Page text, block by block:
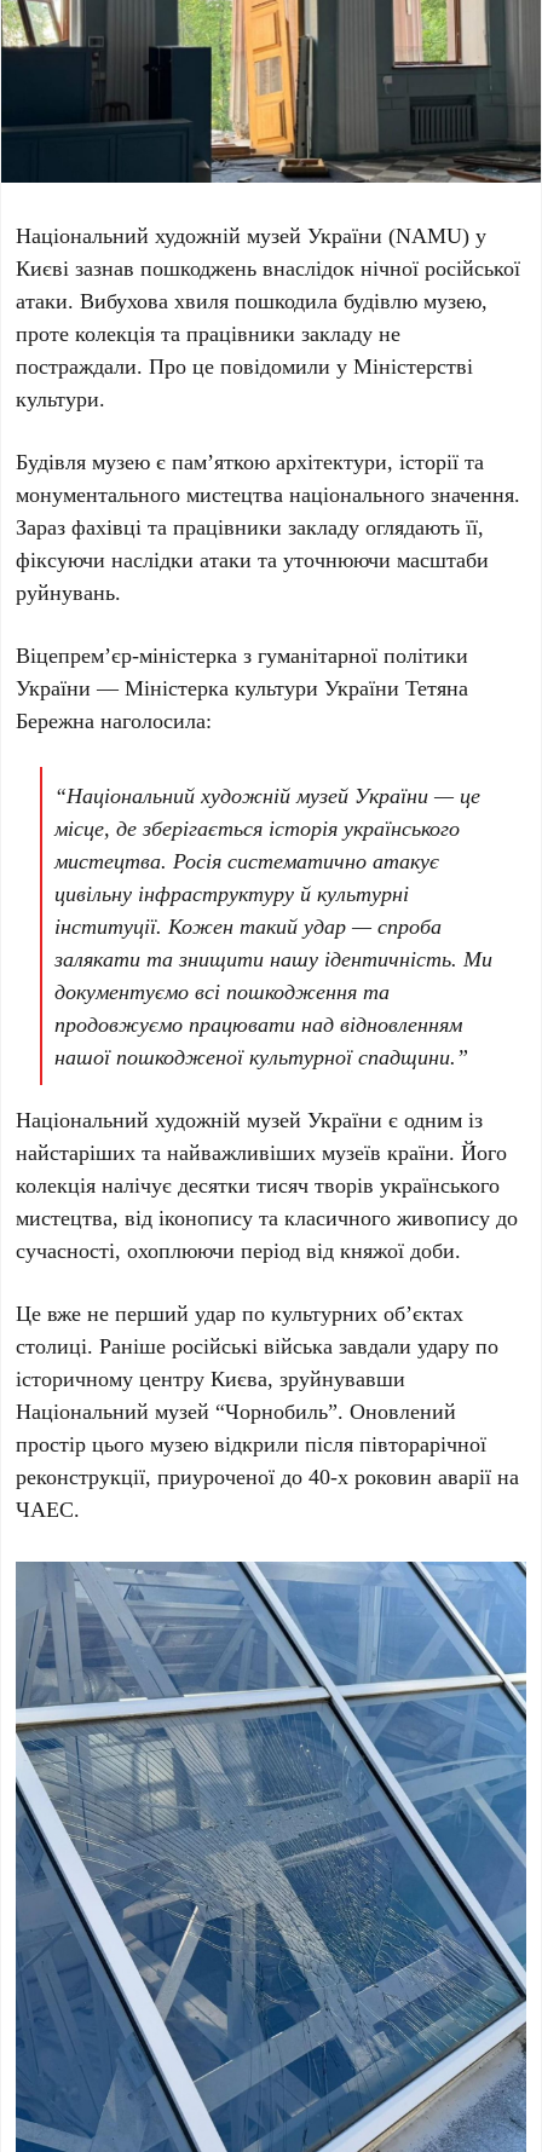
Національний художній музей України (NAMU) у
Києві зазнав пошкоджень внаслідок нічної російської
атаки. Вибухова хвиля пошкодила будівлю музею,
проте колекція та працівники закладу не
постраждали. Про це повідомили уМіністерстві
культури.
Будівля музею є пам’яткою архітектури, історії та
монументального мистецтва національного значення.
Зараз фахівці та працівники закладу оглядають її,
фіксуючи наслідки атаки та уточнюючи масштаби
руйнувань.
Віцепрем’єр-міністерка з гуманітарної політики
України — Міністерка культури УкраїниТетяна
Бережна наголосила:
“Національний художній музей України — це
місце, де зберігається історія українського
мистецтва. Росія систематично атакує
цивільну інфраструктуру й культурні
інституції. Кожен такий удар — спроба
залякати та знищити нашу ідентичність. Ми
документуємо всі пошкодження та
продовжуємо працювати над відновленням
нашої пошкодженої культурної спадщини.”
Національний художній музей України є одним із
найстаріших та найважливіших музеїв країни. Його
колекція налічуєдесятки тисяч творів українського
мистецтва, від іконопису та класичного живопису до
сучасності, охоплюючи період від княжої доби.
Це вже не перший удар по культурних об’єктах
столиці. Раніше російські війська завдали удару по
історичному центруКиєва, зруйнувавши
Національний музей “Чорнобиль”. Оновлений
простір цього музею відкрили після півторарічної
реконструкції, приуроченої до40-х роковин аварії на
ЧАЕС.